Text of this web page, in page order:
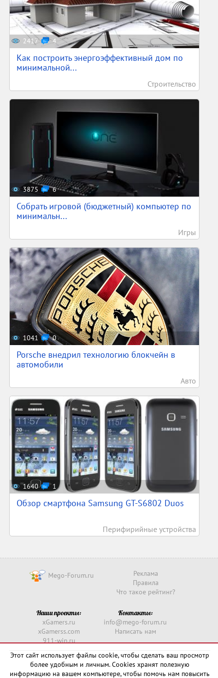
2417 4
Как построить энергоэффективный дом по
минимальной...
Строительство
3875 6
Собрать игровой (бюджетный) компьютер по
минимальн...
Игры
1041 0
Porsche внедрил технологию блокчейн в
автомобили
Авто
1640 1
Обзор смартфона Samsung GT-S6802 Duos
Перифирийные устройства
Mego-Forum.ru
Реклама
Правила
Что такое рейтинг?
Наши проекты:
xGamers.ru
xGamerss.com
911-win.ru
Контакты:
info@mego-forum.ru
Написать нам
Copyright © 2016 -2026
Этот сайт использует файлы cookie, чтобы сделать ваш просмотр
более удобным и личным. Cookies хранят полезную
информацию на вашем компьютере, чтобы помочь нам повысить